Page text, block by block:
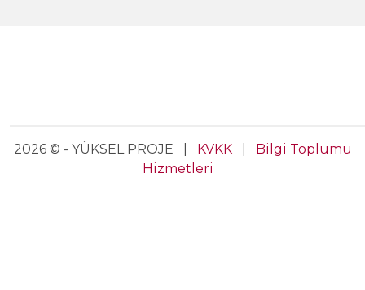
2026 © - YÜKSEL PROJE | KVKK| Bilgi Toplumu
Hizmetleri